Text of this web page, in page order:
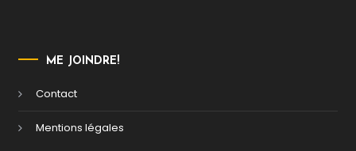
ME JOINDRE!
Contact
Mentions légales